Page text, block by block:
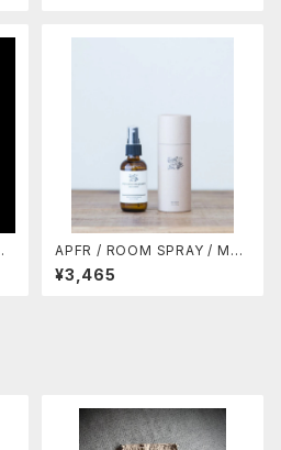
APFR / ROOM SPRAY / MO
SS SWAMP (10%OFF)
¥3,465